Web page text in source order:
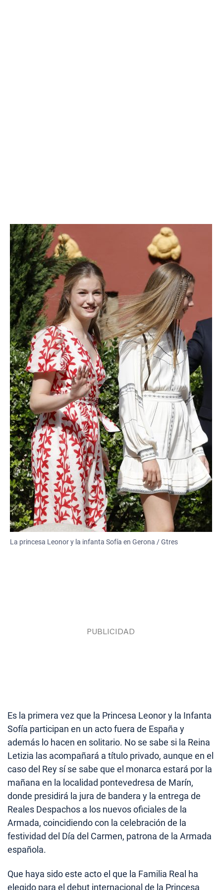
La princesa Leonor y la infanta Sofía en Gerona / Gtres
Es la primera vez que la Princesa Leonor y la Infanta
Sofía participan en un acto fuera de España y
además lo hacen en solitario. No se sabe si la Reina
Letizia las acompañará a título privado, aunque en el
caso del Rey sí se sabe que el monarca estará por la
mañana en la localidad pontevedresa de Marín,
donde presidirá la jura de bandera y la entrega de
Reales Despachos a los nuevos oficiales de la
Armada, coincidiendo con la celebración de la
festividad del Día del Carmen, patrona de la Armada
española.
Que haya sido este acto el que la Familia Real ha
elegido para el debut internacional de la Princesa